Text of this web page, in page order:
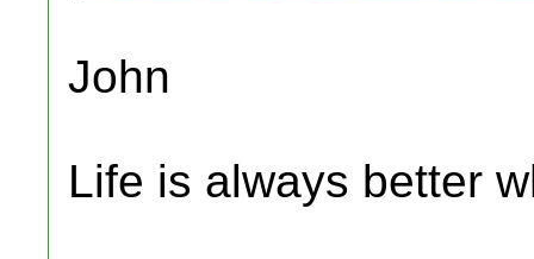
John
Life is always better